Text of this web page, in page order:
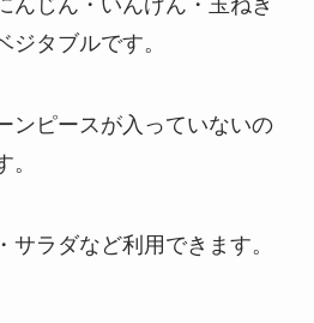
ジタブルです。
ンピースが入っていないの
サラダなど利用できます。